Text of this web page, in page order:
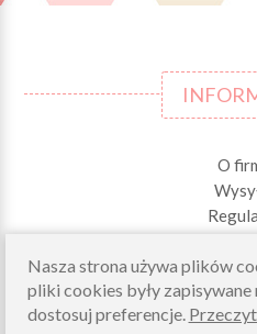
O
Nasza strona używa plików
pliki cookies były zapisywane
dostosuj preferencje.